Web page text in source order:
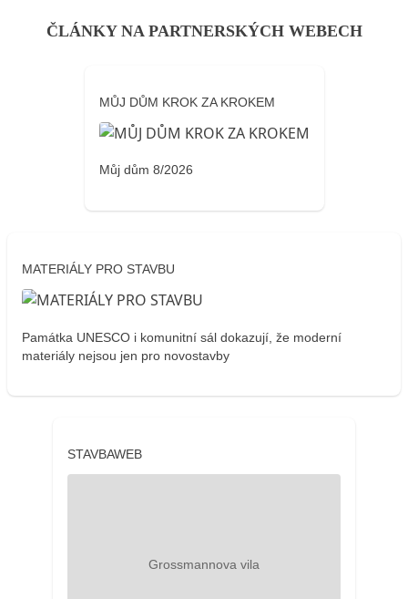
ČLÁNKY NA PARTNERSKÝCH WEBECH
MŮJ DŮM KROK ZA KROKEM
Můj dům 8/2026
MATERIÁLY PRO STAVBU
Památka UNESCO i komunitní sál dokazují, že moderní
materiály nejsou jen pro novostavby
STAVBAWEB